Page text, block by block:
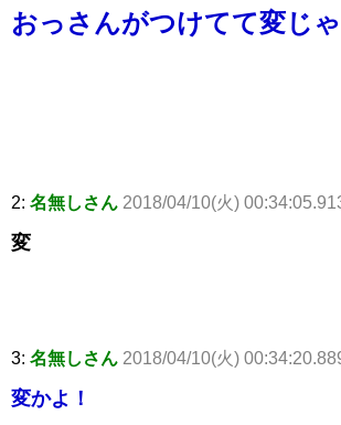
おっさんがつけてて変じ
2: 名無しさん 2018/04/10(火)
変
3: 名無しさん 2018/04/10(火)
変かよ！